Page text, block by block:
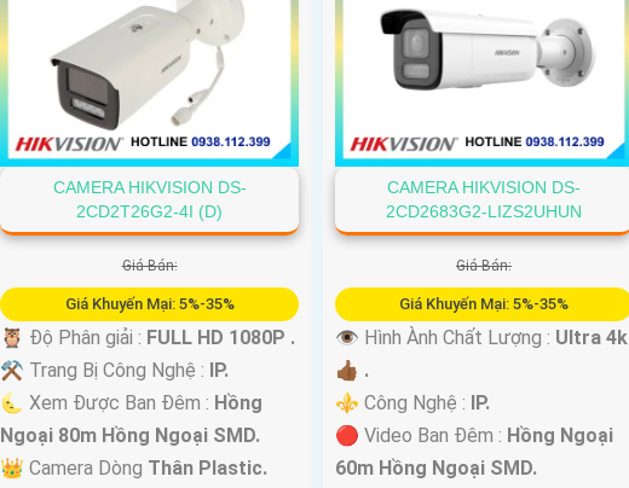
CAMERA HIKVISION DS-
2CD2T26G2-4I (D)
Giá Bán:
Giá Khuyến Mại: 5%-35%
🦉 Độ Phân giải : FULL HD 1080P .
⚒ Trang Bị Công Nghệ : IP.
🌜 Xem Được Ban Đêm : Hồng
Ngoại 80m Hồng Ngoại SMD.
👑 Camera Dòng Thân Plastic.
CAMERA HIKVISION DS-
2CD2683G2-LIZS2UHUN
Giá Bán:
Giá Khuyến Mại: 5%-35%
👁 Hình Ành Chất Lượng : Ultra 4k
👍🏾 .
⚜️ Công Nghệ : IP.
🔴 Video Ban Đêm : Hồng Ngoại
60m Hồng Ngoại SMD.